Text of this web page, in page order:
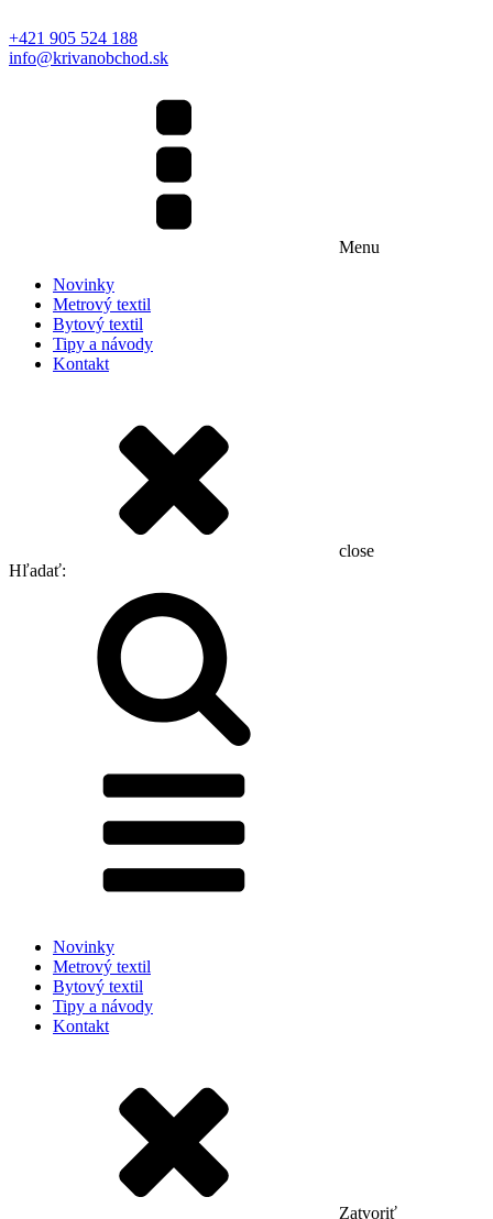
+421 905 524 188
info@krivanobchod.sk
Menu
Novinky
Metrový textil
Bytový textil
Tipy a návody
Kontakt
close
Hľadať:
Novinky
Metrový textil
Bytový textil
Tipy a návody
Kontakt
Zatvoriť